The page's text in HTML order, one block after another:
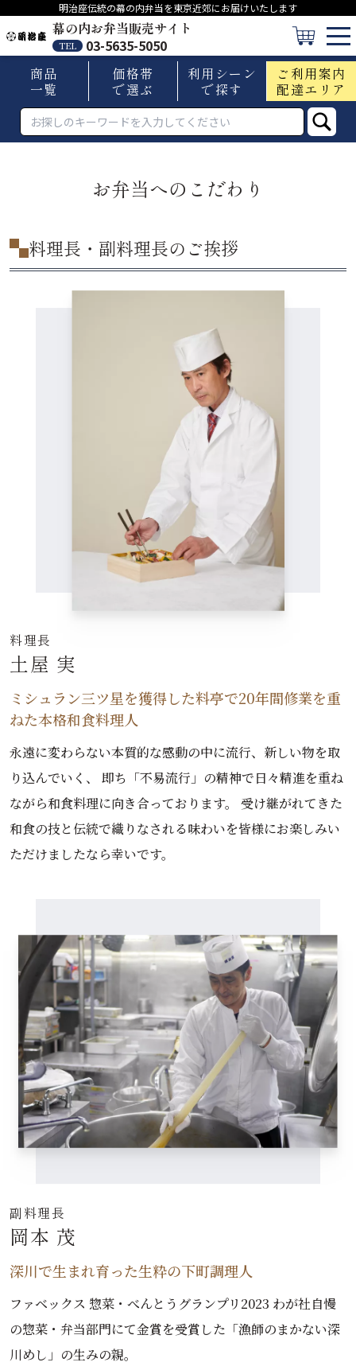
明治座伝統の幕の内弁当を東京近郊にお届けいたします
幕の内お弁当販売サイト
TEL
03-5635-5050
商品
一覧
価格帯
で選ぶ
利用シーン
で探す
ご利用案内
配達エリア
お弁当へのこだわり
料理長・副料理長のご挨拶
料理長
土屋 実
ミシュラン三ツ星を獲得した料亭で20年間修業を重
ねた本格和食料理人
永遠に変わらない本質的な感動の中に流行、新しい物を取
り込んでいく、 即ち「不易流行」の精神で日々精進を重ね
ながら和食料理に向き合っております。 受け継がれてきた
和食の技と伝統で織りなされる味わいを皆様にお楽しみい
ただけましたなら幸いです。
副料理長
岡本 茂
深川で生まれ育った生粋の下町調理人
ファベックス 惣菜・べんとうグランプリ2023 わが社自慢
の惣菜・弁当部門にて金賞を受賞した「漁師のまかない深
川めし」の生みの親。